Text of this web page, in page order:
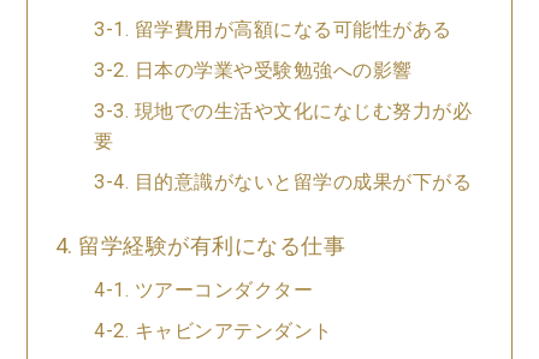
留学費用が高額になる可能性がある
日本の学業や受験勉強への影響
現地での生活や文化になじむ努力が必
要
目的意識がないと留学の成果が下がる
留学経験が有利になる仕事
ツアーコンダクター
キャビンアテンダント